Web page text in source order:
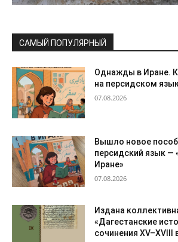
САМЫЙ ПОПУЛЯРНЫЙ
Однажды в Иране.
на персидском
07.08.2026
Вышло новое
персидский язык
Иране»
07.08.2026
Издана
«Дагестанские
сочинения XV–XVIII